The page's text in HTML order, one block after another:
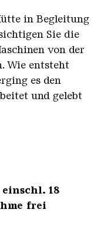
in Begleitung
Sie die
von der
Wie entsteht
es den
und gelebt
18
frei